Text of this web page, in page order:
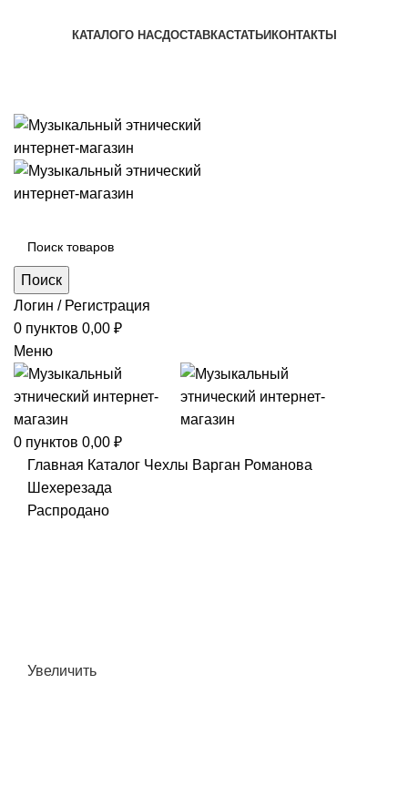
КАТАЛОГО НАСДОСТАВКАСТАТЬИ КОНТАКТЫ
Поиск
Логин / Регистрация
0 пунктов 0,00 ₽
Меню
0 пунктов 0,00 ₽
Главная Каталог Чехлы Варган Романова
Шехерезада
Распродано
Увеличить